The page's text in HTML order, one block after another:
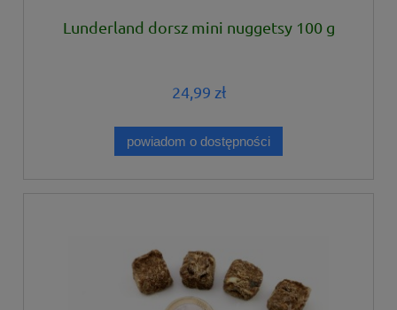
Lunderland dorsz mini nuggetsy 100 g
24,99 zł
powiadom o dostępności